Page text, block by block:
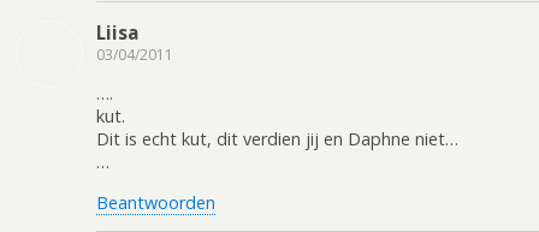
Liisa
03/04/2011
….
kut.
Dit is echt kut, dit verdien jij en Daphne niet…
…
Beantwoorden